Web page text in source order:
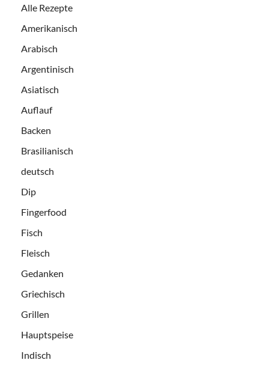
Alle Rezepte
Amerikanisch
Arabisch
Argentinisch
Asiatisch
Auflauf
Backen
Brasilianisch
deutsch
Dip
Fingerfood
Fisch
Fleisch
Gedanken
Griechisch
Grillen
Hauptspeise
Indisch